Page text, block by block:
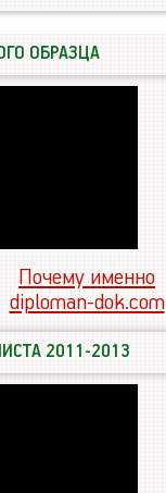
ОБРАЗЦА
Почему именно
diploman-dok.com
2011-2013